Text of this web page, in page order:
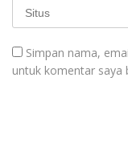
Simpan nama,
untuk komentar saya